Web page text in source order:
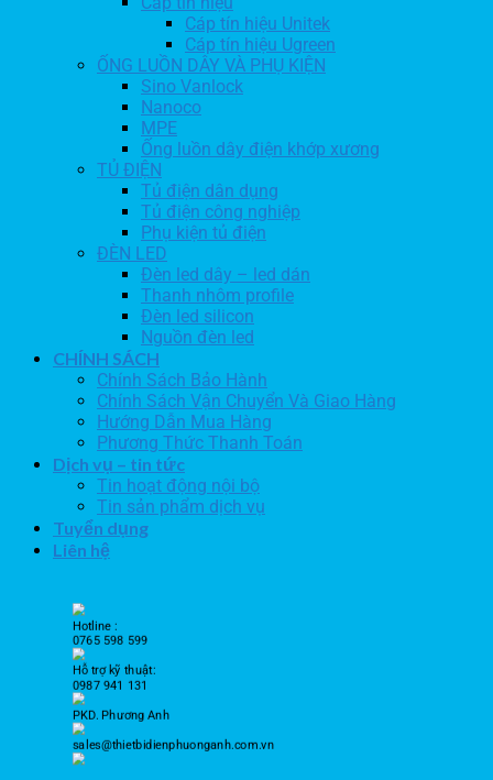
Cáp tín hiệu Unitek
Cáp tín hiệu Ugreen
ỐNG LUỒN DÂY VÀ PHỤ KIỆN
Sino Vanlock
Nanoco
MPE
Ống luồn dây điện khớp xương
TỦ ĐIỆN
Tủ điện dân dụng
Tủ điện công nghiệp
Phụ kiện tủ điện
ĐÈN LED
Đèn led dây – led dán
Thanh nhôm profile
Đèn led silicon
Nguồn đèn led
CHÍNH SÁCH
Chính Sách Bảo Hành
Chính Sách Vận Chuyển Và Giao Hàng
Hướng Dẫn Mua Hàng
Phương Thức Thanh Toán
Dịch vụ – tin tức
Tin hoạt động nội bộ
Tin sản phẩm dịch vụ
Tuyển dụng
Liên hệ
Hotline :
0765 598 599
Hỗ trợ kỹ thuật:
0987 941 131
PKD. Phương Anh
sales@thietbidienphuonganh.com.vn